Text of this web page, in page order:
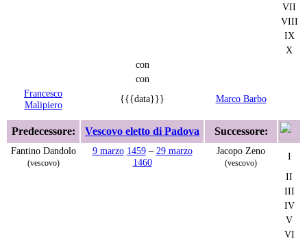
VII
VIII
IX
X
con
con
Francesco
Malipiero
{{{data}}} Marco Barbo
Predecessore: Vescovo eletto di Padova Successore:
Fantino Dandolo
(vescovo)
9 marzo 1459– 29 marzo
1460
Jacopo Zeno
(vescovo)
I
II
III
IV
V
VI